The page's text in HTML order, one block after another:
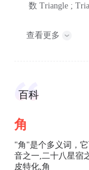
数 Triangle ;
查看更多
百科
角
"角"是个多义词，
音之一,二十八星宿
皮特化,角